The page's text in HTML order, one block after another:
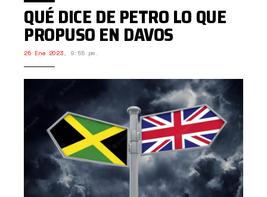
QUÉ DICE DE PETRO LO QUE
PROPUSO EN DAVOS
25 Ene 2023, 9:55 pm.